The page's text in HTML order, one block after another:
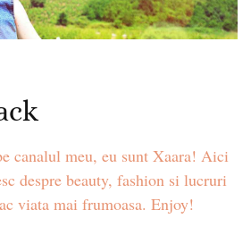
canalul meu, eu sunt Xaara! Aici
despre beauty, fashion si lucruri
viata mai frumoasa. Enjoy!